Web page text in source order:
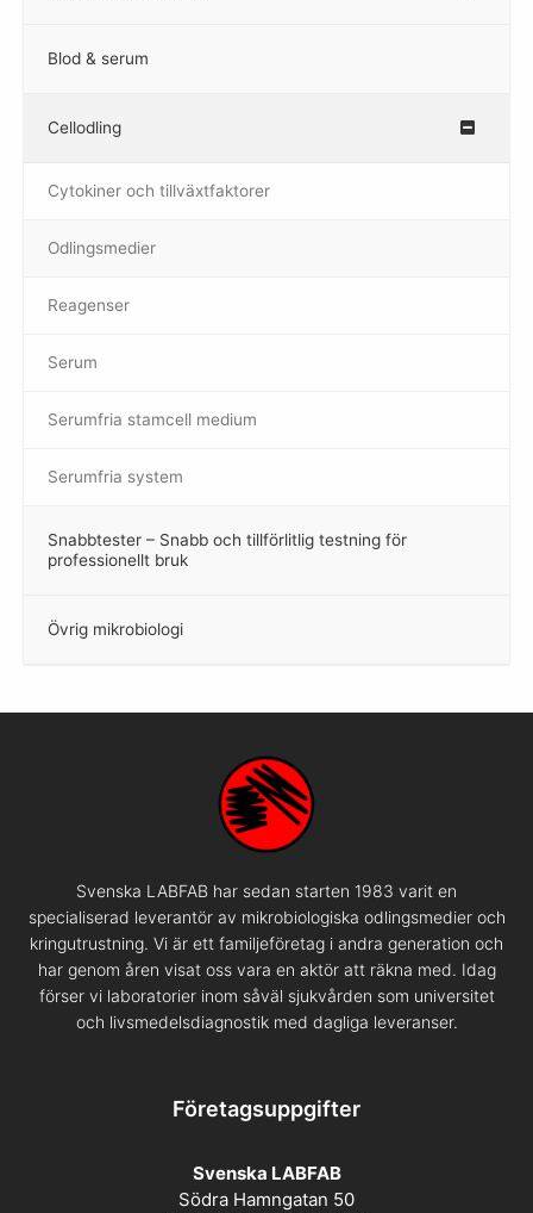
Blod & serum
Cellodling
–
Cytokiner och tillväxtfaktorer
Odlingsmedier
Reagenser
Serum
Serumfria stamcell medium
Serumfria system
Snabbtester – Snabb och tillförlitlig testning för
professionellt bruk
–
Övrig mikrobiologi
–
Svenska LABFAB har sedan starten 1983 varit en
specialiserad leverantör av mikrobiologiska odlingsmedier och
kringutrustning. Vi är ett familjeföretag i andra generation och
har genom åren visat oss vara en aktör att räkna med. Idag
förser vi laboratorier inom såväl sjukvården som universitet
och livsmedelsdiagnostik med dagliga leveranser.
Företagsuppgifter
Svenska LABFAB
Södra Hamngatan 50